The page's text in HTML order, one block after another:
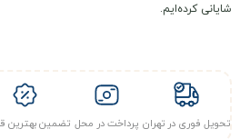
شایانی کرده‌ایم.
تحویل فوری در تهران پرداخت در محل تضمین بهترین